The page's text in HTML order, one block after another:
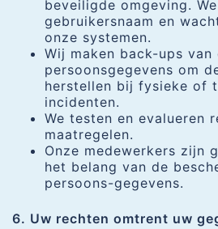
beveiligde omgeving.
gebruikersnaam en
onze systemen.
Wij maken back-ups van
persoonsgegevens om
herstellen bij fysieke of
incidenten.
We testen en evalueren
maatregelen.
Onze medewerkers zijn
het belang van de
persoons-gegevens.
6. Uw rechten omtrent uw